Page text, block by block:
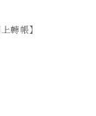
轉帳】